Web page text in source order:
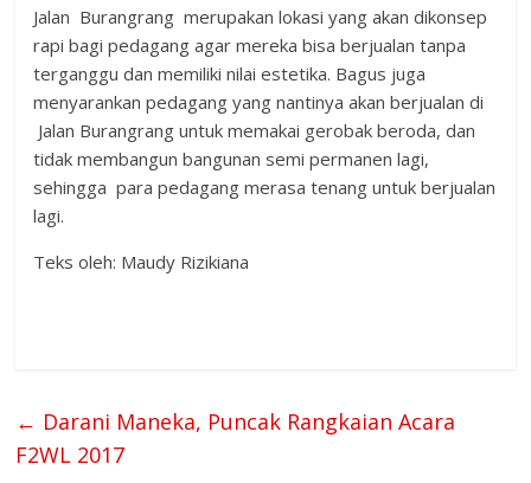
Jalan Burangrang merupakan lokasi yang akan dikonsep
rapi bagi pedagang agar mereka bisa berjualan tanpa
terganggu dan memiliki nilai estetika. Bagus juga
menyarankan pedagang yang nantinya akan berjualan di
Jalan Burangrang untuk memakai gerobak beroda, dan
tidak membangun bangunan semi permanen lagi,
sehingga para pedagang merasa tenang untuk berjualan
lagi.
Teks oleh: Maudy Rizikiana
← Darani Maneka, Puncak Rangkaian Acara
F2WL 2017